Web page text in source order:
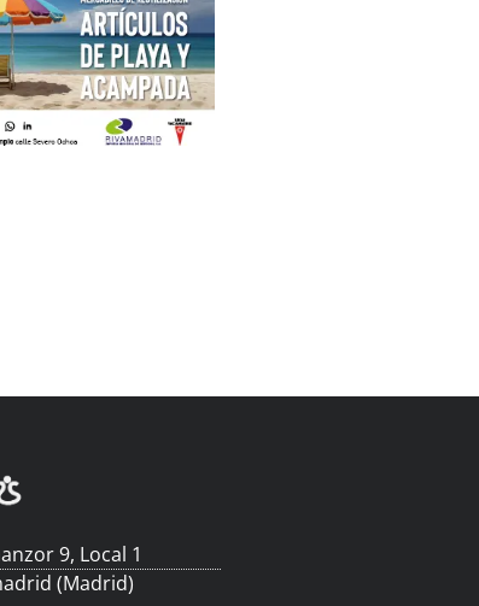
9, Local 1
(Madrid)